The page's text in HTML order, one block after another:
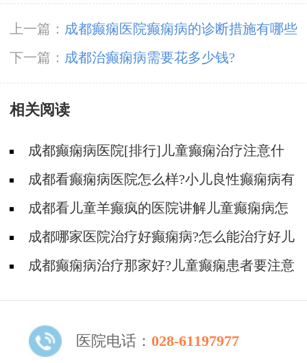
上一篇： 成都癫痫医院癫痫病的诊断措施有哪些
呢?
下一篇： 成都治癫痫病需要花多少钱?
相关阅读
成都癫痫病医院[排行]儿童癫痫治疗注意什
么?成都看癫痫病医院怎么样?小儿良性癫痫病有
哪些常见类型?
成都看儿童羊癫疯的医院讲解儿童癫痫病怎
么治疗好?
成都哪家医院治疗好癫痫病?怎么能治疗好儿
童癫痫?
成都癫痫病治疗那家好?儿童癫痫患者要注意
医院电话： 028-61197977